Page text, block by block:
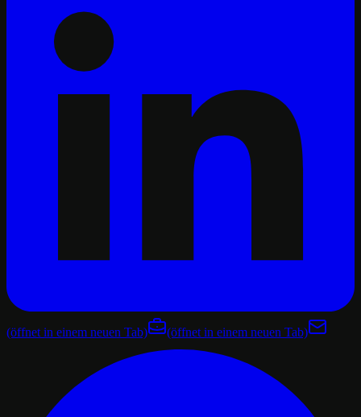
(öffnet in einem neuen Tab) (öffnet in einem neuen Tab)